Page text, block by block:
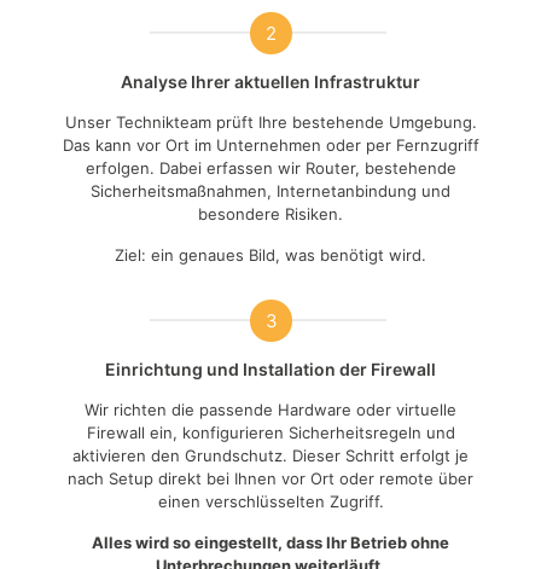
2
Analyse Ihrer aktuellen Infrastruktur
Unser Technikteam prüft Ihre bestehende Umgebung.
Das kann vor Ort im Unternehmen oder per Fernzugriff
erfolgen. Dabei erfassen wir Router, bestehende
Sicherheitsmaßnahmen, Internetanbindung und
besondere Risiken.
Ziel: ein genaues Bild, was benötigt wird.
3
Einrichtung und Installation der Firewall
Wir richten die passende Hardware oder virtuelle
Firewall ein, konfigurieren Sicherheitsregeln und
aktivieren den Grundschutz. Dieser Schritt erfolgt je
nach Setup direkt bei Ihnen vor Ort oder remote über
einen verschlüsselten Zugriff.
Alles wird so eingestellt, dass Ihr Betrieb ohne
Unterbrechungen weiterläuft.